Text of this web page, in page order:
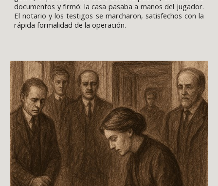
documentos y firmó: la casa pasaba a manos del jugador.
El notario y los testigos se marcharon, satisfechos con la
rápida formalidad de la operación.